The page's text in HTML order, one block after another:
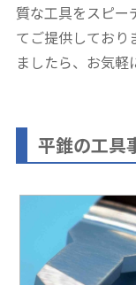
質な工具をスピー
てご提供しており
ましたら、お気軽
平錐の工具